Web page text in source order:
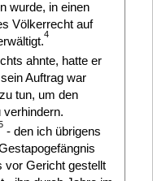
wurde, in einen
Völkerrecht auf
4
ahnte, hatte er
Auftrag war
tun, um den
- den ich übrigens
vor Gericht gestellt